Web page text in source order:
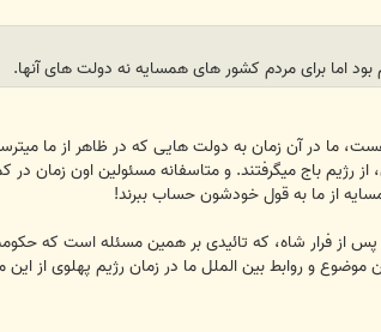
اما برای مردم کشور های همسایه نه دولت های آنها.
ما در آن زمان به دولت هایی که در ظاهر از ما
رژیم باج میگرفتند. و متاسفانه مسئولین اون زمان در
از ما به قول خودشون حساب ببرند!
از فرار شاه، که تائیدی بر همین مسئله است که
موضوع و روابط بین الملل ما در زمان رژیم پهلوی از